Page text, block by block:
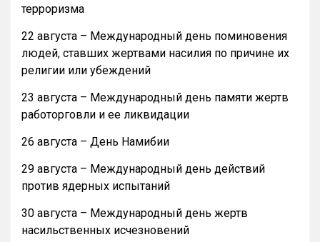
терроризма
22 августа – Международный день поминовения
людей, ставших жертвами насилия по причине их
религии или убеждений
23 августа – Международный день памяти жертв
работорговли и ее ликвидации
26 августа – День Намибии
29 августа – Международный день действий
против ядерных испытаний
30 августа – Международный день жертв
насильственных исчезновений